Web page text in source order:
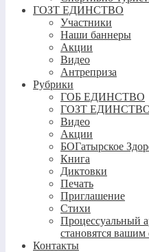
ГОЗТ ЕДИНСТВО
Участники
Наши баннеры
Акции
Видео
Антреприза
Рубрики
ГОБ ЕДИНСТВО
ГОЗТ
Видео
Акции
БОГатырское
Книга
Диктовки
Печать
Приглашение
Стихи
Процессуальный
становятся
Контакты